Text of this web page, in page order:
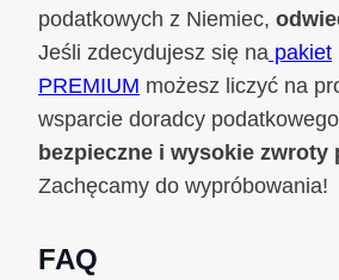
podatkowych z Niemiec,
Jeśli zdecydujesz się na pakiet
PREMIUM możesz liczyć na
wsparcie doradcy
bezpieczne i wysokie zwroty
Zachęcamy do wypróbowania!
FAQ